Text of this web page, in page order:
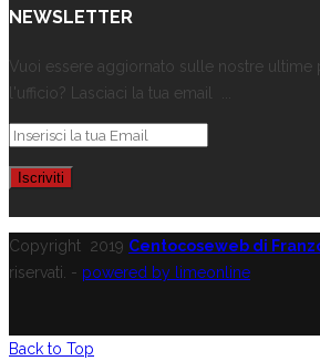
NEWSLETTER
Vuoi essere aggiornato sulle nostre ultime
l'ufficio? Lasciaci la tua email ...
Copyright 2019 Centocoseweb di
riservati. - powered by limeonline
Back to Top